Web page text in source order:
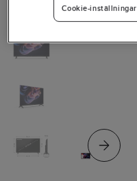
Cookie-inställningar